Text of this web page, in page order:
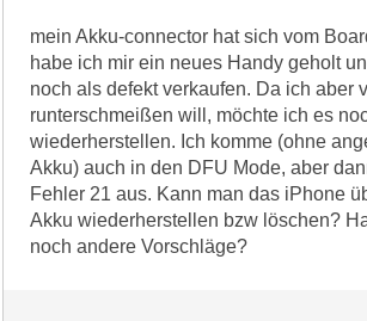
mein Akku-connector hat sich vom
habe ich mir ein neues Handy geholt
noch als defekt verkaufen. Da ich aber
runterschmeißen will, möchte ich es
wiederherstellen. Ich komme (ohne
Akku) auch in den DFU Mode, aber
Fehler 21 aus. Kann man das iPhone
Akku wiederherstellen bzw löschen?
noch andere Vorschläge?